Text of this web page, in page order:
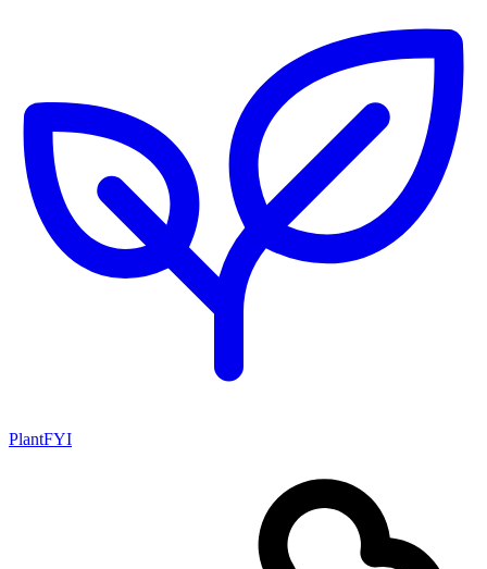
PlantFYI